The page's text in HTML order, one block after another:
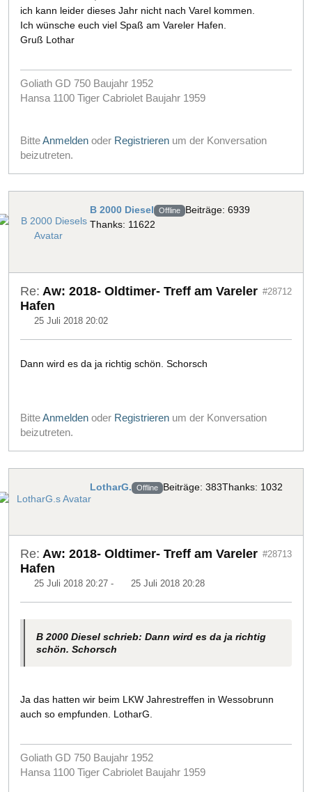
ich kann leider dieses Jahr nicht nach Varel kommen.
Ich wünsche euch viel Spaß am Vareler Hafen.
Gruß Lothar
Goliath GD 750 Baujahr 1952
Hansa 1100 Tiger Cabriolet Baujahr 1959
BitteAnmelden oder Registrieren um der Konversation
beizutreten.
B 2000 Diesel Offline Beiträge: 6939
Thanks: 11622
Re: Aw: 2018- Oldtimer- Treff am Vareler
Hafen
25 Juli 2018 20:02
#28712
Dann wird es da ja richtig schön. Schorsch
BitteAnmelden oder Registrieren um der Konversation
beizutreten.
LotharG. Offline Beiträge: 383Thanks: 1032
Re: Aw: 2018- Oldtimer- Treff am Vareler
Hafen
25 Juli 2018 20:27 - 25 Juli 2018 20:28
#28713
B 2000 Diesel schrieb: Dann wird es da ja richtig
schön. Schorsch
Ja das hatten wir beim LKW Jahrestreffen in Wessobrunn
auch so empfunden. LotharG.
Goliath GD 750 Baujahr 1952
Hansa 1100 Tiger Cabriolet Baujahr 1959